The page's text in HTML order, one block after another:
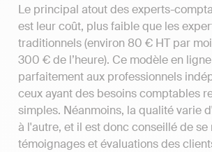
Le principal atout des experts-
est leur coût, plus faible que les
traditionnels (environ 80 € HT par
300 € de l’heure). Ce modèle en
parfaitement aux professionnels
ceux ayant des besoins comptables
simples. Néanmoins, la qualité varie
à l'autre, et il est donc conseillé de se
témoignages et évaluations des